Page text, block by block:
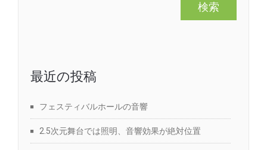
最近の投稿
フェスティバルホールの音響
2.5次元舞台では照明、音響効果が絶対位置